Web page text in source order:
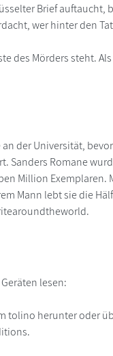
Brief auftaucht,
wer hinter den
des Mörders steht.
der Universität,
Sanders Romane
Million Exemplaren.
Mann lebt sie die
lesen:
tolino herunter oder